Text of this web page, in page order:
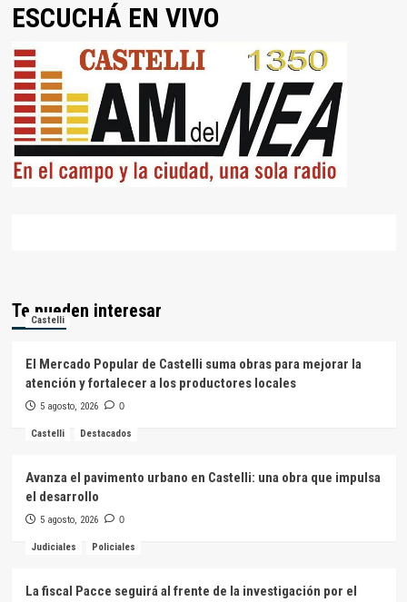
ESCUCHÁ EN VIVO
Te pueden interesar
Castelli
El Mercado Popular de Castelli suma obras para mejorar la
atención y fortalecer a los productores locales
5 agosto, 2026 0
Castelli Destacados
Avanza el pavimento urbano en Castelli: una obra que impulsa
el desarrollo
5 agosto, 2026 0
Judiciales Policiales
La fiscal Pacce seguirá al frente de la investigación por el